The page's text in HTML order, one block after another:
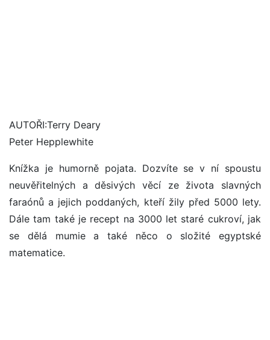
AUTOŘI:Terry Deary
Peter Hepplewhite
Knížka je humorně pojata. Dozvíte se v ní spoustu
neuvěřitelných a děsivých věcí ze života slavných
faraónů a jejich poddaných, kteří žily před 5000 lety.
Dále tam také je recept na 3000 let staré cukroví, jak
se dělá mumie a také něco o složité egyptské
matematice.